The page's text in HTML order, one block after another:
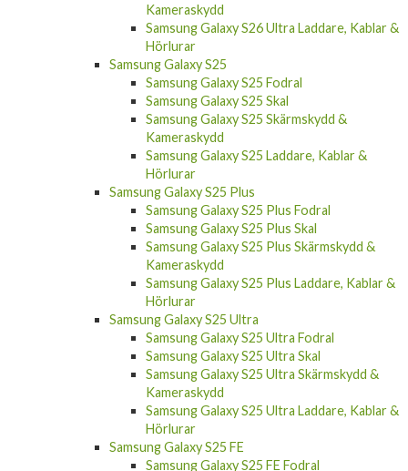
Kameraskydd
Samsung Galaxy S26 Ultra Laddare, Kablar &
Hörlurar
Samsung Galaxy S25
Samsung Galaxy S25 Fodral
Samsung Galaxy S25 Skal
Samsung Galaxy S25 Skärmskydd &
Kameraskydd
Samsung Galaxy S25 Laddare, Kablar &
Hörlurar
Samsung Galaxy S25 Plus
Samsung Galaxy S25 Plus Fodral
Samsung Galaxy S25 Plus Skal
Samsung Galaxy S25 Plus Skärmskydd &
Kameraskydd
Samsung Galaxy S25 Plus Laddare, Kablar &
Hörlurar
Samsung Galaxy S25 Ultra
Samsung Galaxy S25 Ultra Fodral
Samsung Galaxy S25 Ultra Skal
Samsung Galaxy S25 Ultra Skärmskydd &
Kameraskydd
Samsung Galaxy S25 Ultra Laddare, Kablar &
Hörlurar
Samsung Galaxy S25 FE
Samsung Galaxy S25 FE Fodral